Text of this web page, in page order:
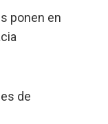
ponen en
de